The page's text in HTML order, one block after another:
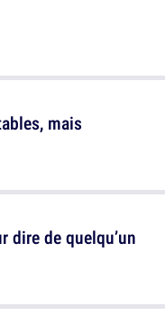
dire de quelqu’un
mais